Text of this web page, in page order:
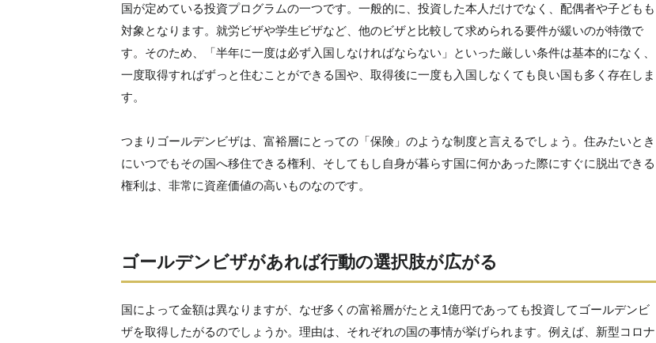
国が定めている投資プログラムの一つです。一般的に、投資した本人だけでなく、配偶者や子どもも
対象となります。就労ビザや学生ビザなど、他のビザと比較して求められる要件が緩いのが特徴で
す。そのため、「半年に一度は必ず入国しなければならない」といった厳しい条件は基本的になく、
一度取得すればずっと住むことができる国や、取得後に一度も入国しなくても良い国も多く存在しま
す。
つまりゴールデンビザは、富裕層にとっての「保険」のような制度と言えるでしょう。住みたいとき
にいつでもその国へ移住できる権利、そしてもし自身が暮らす国に何かあった際にすぐに脱出できる
権利は、非常に資産価値の高いものなのです。
ゴールデンビザがあれば行動の選択肢が広がる
国によって金額は異なりますが、なぜ多くの富裕層がたとえ1億円であっても投資してゴールデンビ
ザを取得したがるのでしょうか。理由は、それぞれの国の事情が挙げられます。例えば、新型コロナ